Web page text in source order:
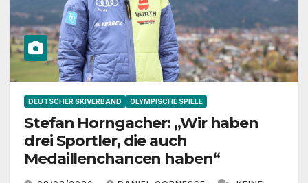
DEUTSCHER SKIVERBAND OLYMPISCHE SPIELE
Stefan Horngacher: „Wir haben
drei Sportler, die auch
Medaillenchancen haben“